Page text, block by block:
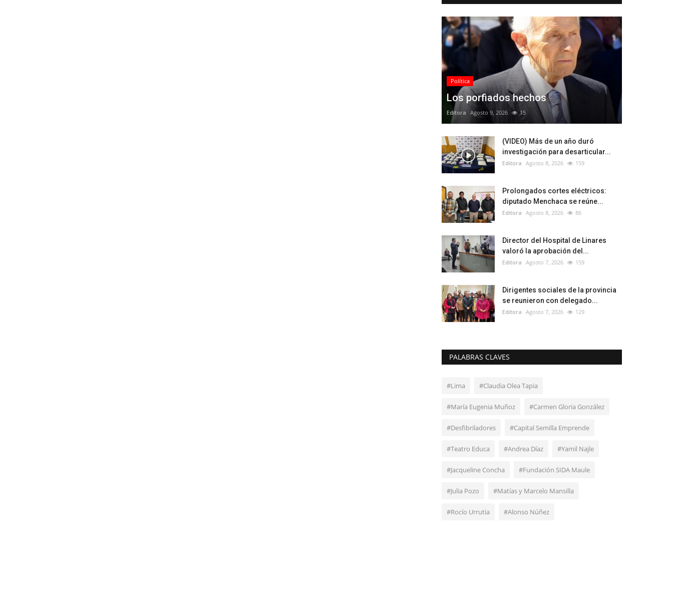
Política
Los porfiados hechos
Editora Agosto 9, 2026 15
(VIDEO) Más de un año duró
investigación para desarticular...
Editora Agosto 8, 2026 159
Prolongados cortes eléctricos:
diputado Menchaca se reúne...
Editora Agosto 8, 2026 86
Director del Hospital de Linares
valoró la aprobación del...
Editora Agosto 7, 2026 159
Dirigentes sociales de la provincia
se reunieron con delegado...
Editora Agosto 7, 2026 129
PALABRAS CLAVES
#Lima #Claudia Olea Tapia
#María Eugenia Muñoz #Carmen Gloria González
#Desfibriladores #Capital Semilla Emprende
#Teatro Educa #Andrea Díaz #Yamil Najle
#Jacqueline Concha #Fundación SIDA Maule
#Julia Pozo #Matías y Marcelo Mansilla
#Rocío Urrutia #Alonso Núñez